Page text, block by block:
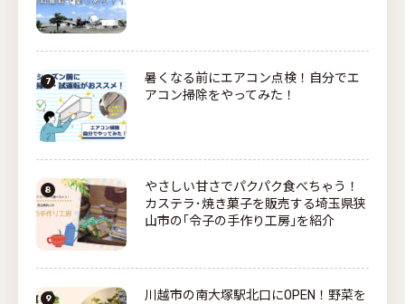
暑くなる前にエアコン点検！自分でエ
アコン掃除をやってみた！
やさしい甘さでパクパク食べちゃう！
カステラ･焼き菓子を販売する埼玉県狭
山市の｢令子の手作り工房｣を紹介
川越市の南大塚駅北口にOPEN！野菜を